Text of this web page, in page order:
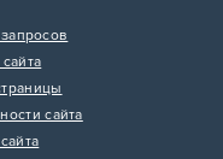
сайта